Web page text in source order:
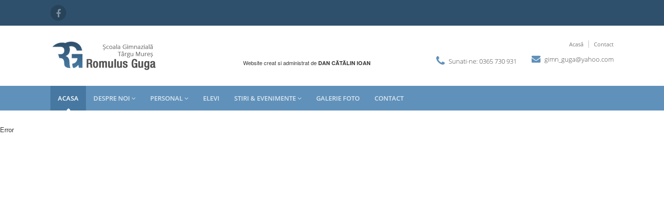
Acasă Contact
Sunati-ne: 0365 730 931 gimn_guga@yahoo.com
Website creat si administrat de DAN CĂTĂLIN IOAN
ACASA DESPRE NOI PERSONAL ELEVI STIRI & EVENIMENTE GALERIE FOTO CONTACT
Error